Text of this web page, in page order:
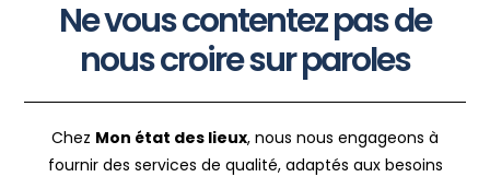
Ne vous contentez pas de
nous croire sur paroles
Chez Mon état des lieux, nous nous engageons à
fournir des services de qualité, adaptés aux besoins